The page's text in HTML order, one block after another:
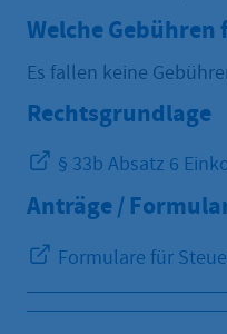
Welche Gebühren
Es fallen keine
Rechtsgrundlage
§ 33b Absatz 6
Anträge /
Formulare für